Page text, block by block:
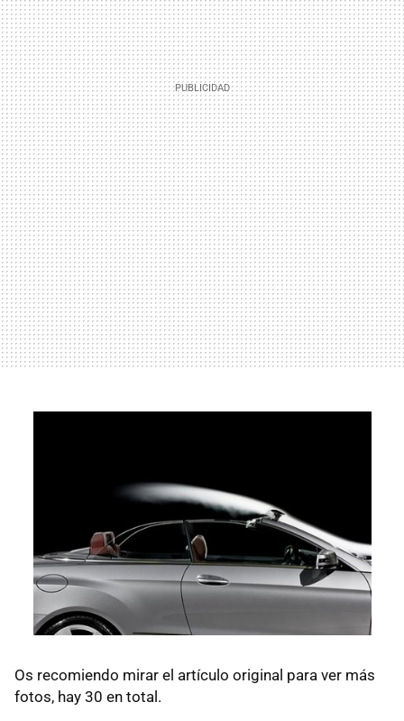
Os recomiendo mirar el artículo original para ver más
fotos, hay 30 en total.